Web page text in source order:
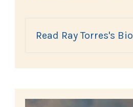
Read Ray Torres's Bio